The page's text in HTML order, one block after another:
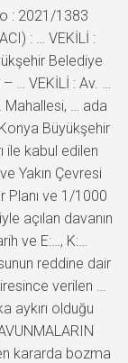
: 2021/1383
: … VEKİLİ :
Belediye
… VEKİLİ : Av. …
Mahallesi, … ada
Büyükşehir
ile kabul edilen
Yakın Çevresi
Planı ve 1/1000
açılan davanın
ve E:…, K:…
reddine dair
verilen …
aykırı olduğu
kararda bozma